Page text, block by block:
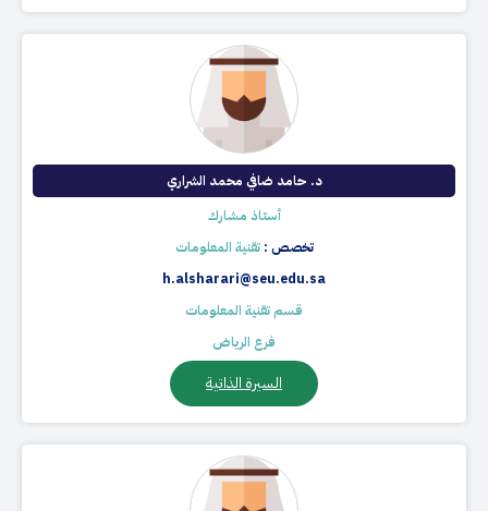
د. حامد ضافي محمد الشراري​
أستاذ مشارك
تخصص :تقنية المعلومات
h.alsharari@seu.edu.sa
قسم تقنية المعلومات
فرع الرياض
السيرة الذاتية